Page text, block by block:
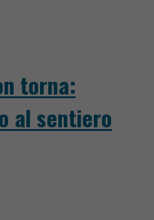
torna:
al sentiero